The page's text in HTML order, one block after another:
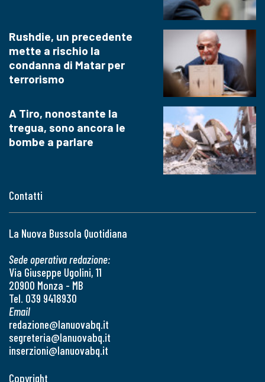
Contatti
La Nuova Bussola Quotidiana
Sede operativa redazione:
Via Giuseppe Ugolini, 11
20900 Monza - MB
Tel. 039 9418930
Email
redazione@lanuovabq.it
segreteria@lanuovabq.it
inserzioni@lanuovabq.it
Rushdie, un precedente
mette a rischio la
condanna di Matar per
terrorismo
A Tiro, nonostante la
tregua, sono ancora le
bombe a parlare
Copyright